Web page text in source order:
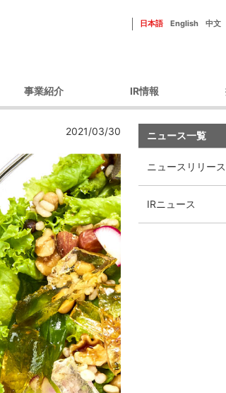
ニュース一覧
ニュースリリース
IRニュース
2021/03/30
事業紹介 IR情報
IRライブラリ
IRカレンダー
ディスクロージャーポ
IRよくあるご質問
IRお問い合わせ
日本語 English 中文